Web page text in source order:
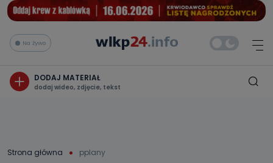
Na żywo
DODAJ MATERIAŁ
dodaj wideo, zdjęcie, tekst
Strona główna pplany